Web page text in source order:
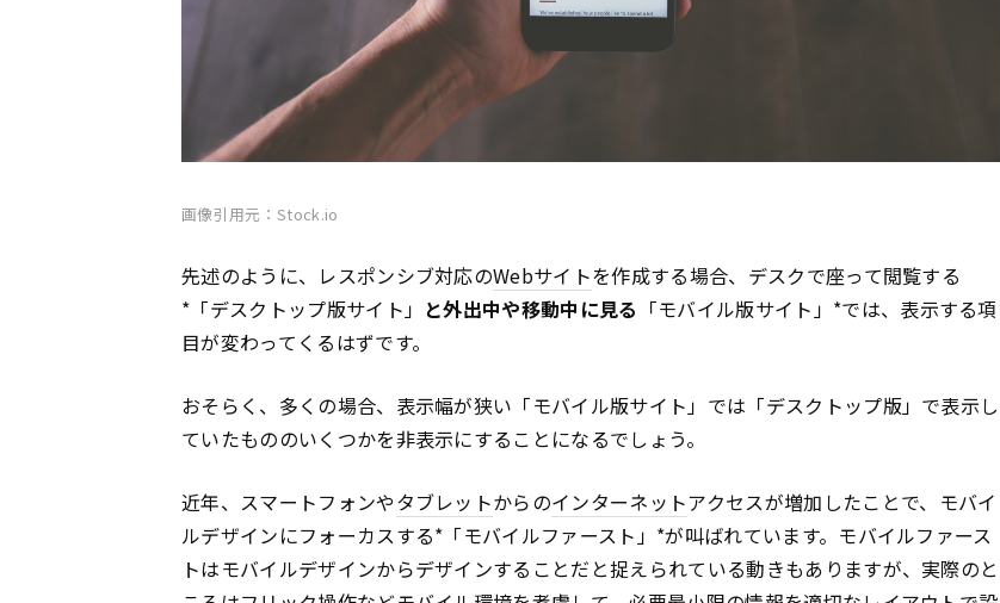
画像引用元：Stock.io
先述のように、レスポンシブ対応のWebサイトを作成する場合、デスクで座って閲覧する
*「デスクトップ版サイト」 と外出中や移動中に見る 「モバイル版サイト」*では、表示する項
目が変わってくるはずです。
おそらく、多くの場合、表示幅が狭い「モバイル版サイト」では「デスクトップ版」で表示し
ていたもののいくつかを非表示にすることになるでしょう。
近年、スマートフォンやタブレットからのインターネットアクセスが増加したことで、モバイ
ルデザインにフォーカスする*「モバイルファースト」*が叫ばれています。モバイルファース
トはモバイルデザインからデザインすることだと捉えられている動きもありますが、実際のと